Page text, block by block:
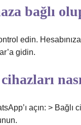
bağlı
edin.
gidin.
açın: >